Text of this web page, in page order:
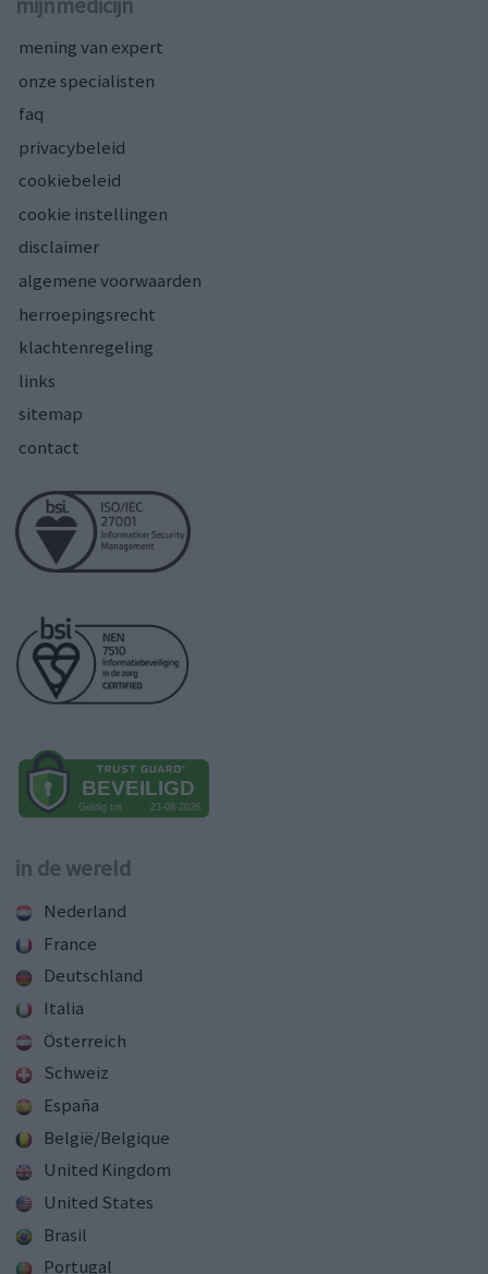
mening van expert
onze specialisten
faq
privacybeleid
cookiebeleid
cookie instellingen
disclaimer
algemene voorwaarden
herroepingsrecht
klachtenregeling
links
sitemap
contact
in de wereld
Nederland
France
Deutschland
Italia
Österreich
Schweiz
España
België/Belgique
United Kingdom
United States
Brasil
Portugal